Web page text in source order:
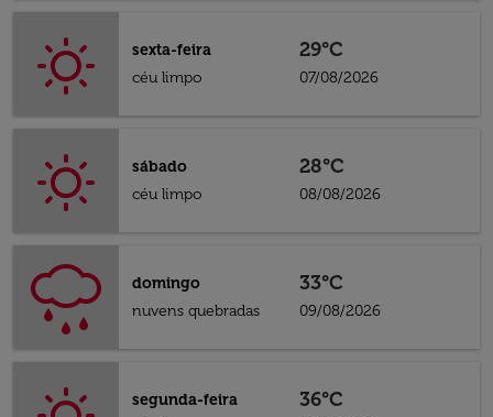
sexta-feira
céu limpo
29°C
07/08/2026
sábado
céu limpo
28°C
08/08/2026
domingo
nuvens quebradas
33°C
09/08/2026
segunda-feira
36°C